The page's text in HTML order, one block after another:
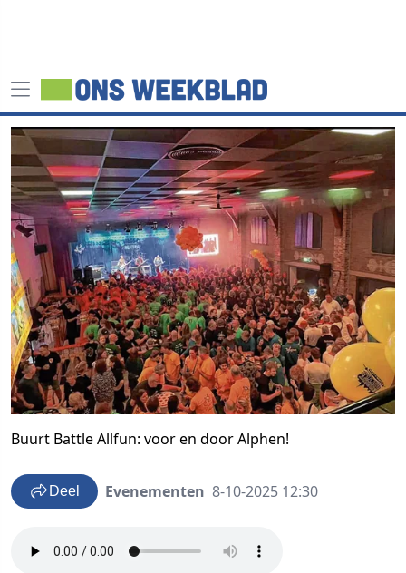
Buurt Battle Allfun: voor en door Alphen!
Deel Evenementen 8-10-2025 12:30